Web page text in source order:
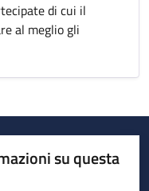
di cui il
al meglio gli
su questa